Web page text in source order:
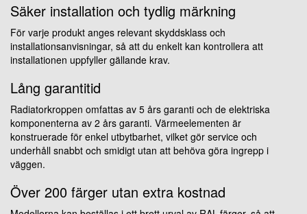
Säker installation och tydlig märkning
För varje produkt anges relevant skyddsklass och
installationsanvisningar, så att du enkelt kan kontrollera att
installationen uppfyller gällande krav.
Lång garantitid
Radiatorkroppen omfattas av 5 års garanti och de elektriska
komponenterna av 2 års garanti. Värmeelementen är
konstruerade för enkel utbytbarhet, vilket gör service och
underhåll snabbt och smidigt utan att behöva göra ingrepp i
väggen.
Över 200 färger utan extra kostnad